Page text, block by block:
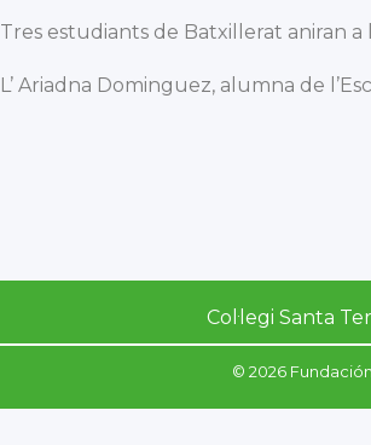
Tres estudiants de Batxillerat aniran a
L’ Ariadna Dominguez, alumna de
Col·legi Santa
© 2026